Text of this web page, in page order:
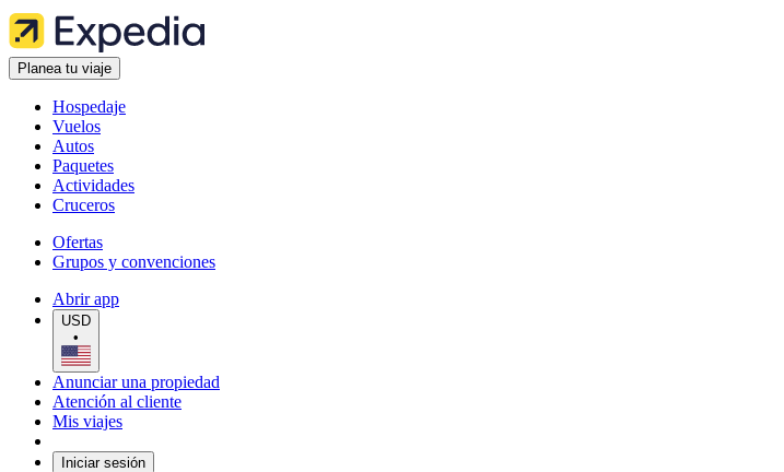
Planea tu viaje
Hospedaje
Vuelos
Autos
Paquetes
Actividades
Cruceros
Ofertas
Grupos y convenciones
Abrir app
USD
•
Anunciar una propiedad
Atención al cliente
Mis viajes
Iniciar sesión